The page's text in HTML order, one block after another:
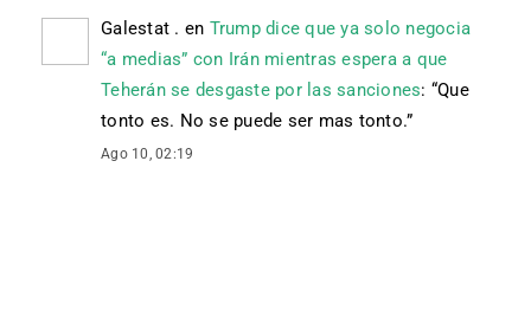
Galestat . en Trump dice que ya solo negocia
“a medias” con Irán mientras espera a que
Teherán se desgaste por las sanciones: “Que
tonto es. No se puede ser mas tonto.”
Ago 10, 02:19